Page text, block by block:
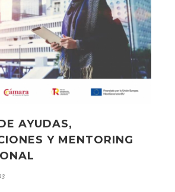
AYUDAS,
Y MENTORING